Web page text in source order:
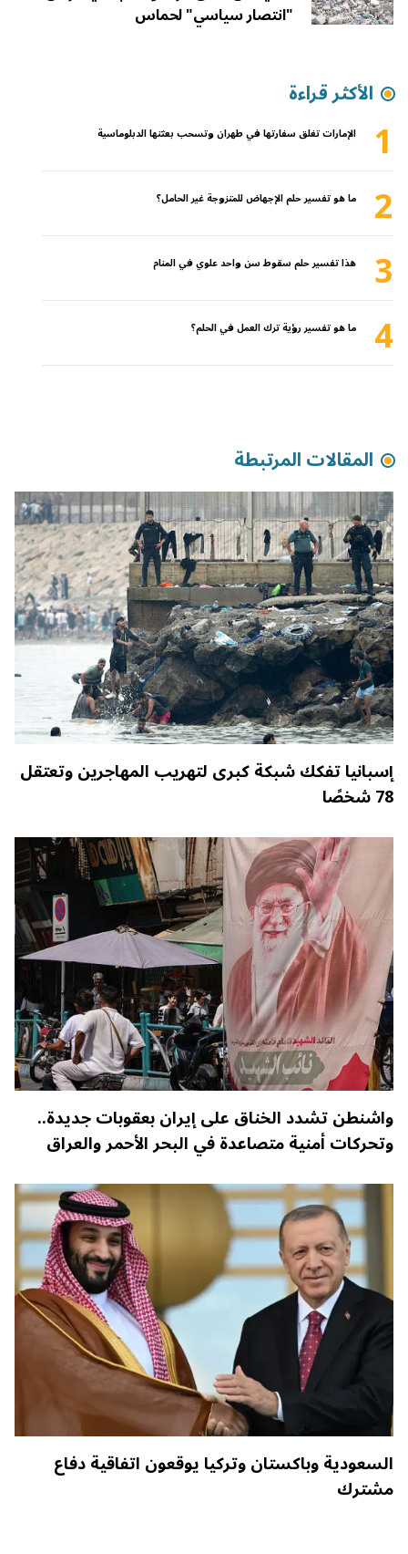
"انتصار سياسي" لحماس
الأكثر قراءة
1 الإمارات تغلق سفارتها في طهران وتسحب بعثتها الدبلوماسية
2 ما هو تفسير حلم الإجهاض للمتزوجة غير الحامل؟
3 هذا تفسير حلم سقوط سن واحد علوي في المنام
4 ما هو تفسير رؤية ترك العمل في الحلم؟
المقالات المرتبطة
إسبانيا تفكك شبكة كبرى لتهريب المهاجرين وتعتقل
78 شخصًا
واشنطن تشدد الخناق على إيران بعقوبات جديدة..
وتحركات أمنية متصاعدة في البحر الأحمر والعراق
السعودية وباكستان وتركيا يوقعون اتفاقية دفاع
مشترك